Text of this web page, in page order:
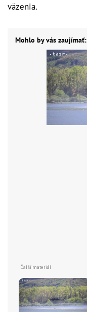
väzenia.
Mohlo by vás zaujímať: